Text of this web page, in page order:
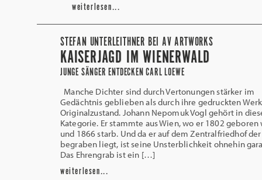
weiterlesen...
STEFAN UNTERLEITHNER BEI AV ARTWORKS
KAISERJAGD IM WIENERWALD
JUNGE SÄNGER ENTDECKEN CARL LOEWE
Manche Dichter sind durch Vertonungen stärker im
Gedächtnis geblieben als durch ihre gedruckten
Originalzustand. Johann Nepomuk Vogl gehört in
Kategorie. Er stammte aus Wien, wo er 1802 geboren
und 1866 starb. Und da er auf dem Zentralfriedhof
begraben liegt, ist seine Unsterblichkeit ohnehin
Das Ehrengrab ist ein […]
weiterlesen...